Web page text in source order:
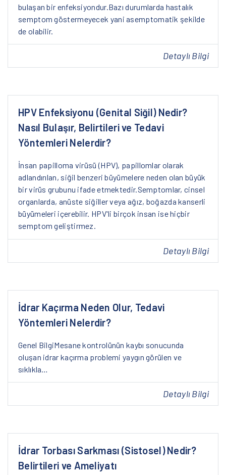
bulaşan bir enfeksiyondur.Bazı durumlarda hastalık
semptom göstermeyecek yani asemptomatik şekilde
de olabilir.
Detaylı Bilgi
HPV Enfeksiyonu (Genital Siğil) Nedir?
Nasıl Bulaşır, Belirtileri ve Tedavi
Yöntemleri Nelerdir?
İnsan papilloma virüsü (HPV), papillomlar olarak
adlandırılan, siğil benzeri büyümelere neden olan büyük
bir virüs grubunu ifade etmektedir.Semptomlar, cinsel
organlarda, anüste siğiller veya ağız, boğazda kanserli
büyümeleri içerebilir. HPV'li birçok insan ise hiçbir
semptom geliştirmez.
Detaylı Bilgi
İdrar Kaçırma Neden Olur, Tedavi
Yöntemleri Nelerdir?
Genel BilgiMesane kontrolünün kaybı sonucunda
oluşan idrar kaçırma problemi yaygın görülen ve
sıklıkla…
Detaylı Bilgi
İdrar Torbası Sarkması (Sistosel) Nedir?
Belirtileri ve Ameliyatı